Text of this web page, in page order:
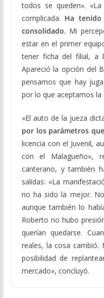
todos se queden».
complicada. Ha
consolidado. Mi
estar en el primer
tener ficha del filial, a
Apareció la opción del
pensamos que hay
por lo que aceptamos la
«El auto de la jueza
por los parámetros
licencia con el Juvenil,
con el Malagueño»,
canterano, y también
salidas: «La
no ha sido la mejor.
aunque también lo
Roberto no hubo
querían quedarse.
reales, la cosa cambió.
posibilidad de
mercado», concluyó.